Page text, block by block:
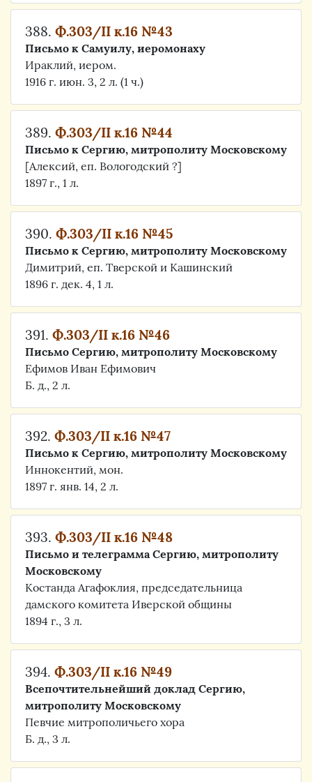
388. Ф.303/II к.16 №43
Письмо к Самуилу, иеромонаху
Ираклий, иером.
1916 г. июн. 3, 2 л. (1 ч.)
389. Ф.303/II к.16 №44
Письмо к Сергию, митрополиту Московскому
[Алексий, еп. Вологодский ?]
1897 г., 1 л.
390. Ф.303/II к.16 №45
Письмо к Сергию, митрополиту Московскому
Димитрий, еп. Тверской и Кашинский
1896 г. дек. 4, 1 л.
391. Ф.303/II к.16 №46
Письмо Сергию, митрополиту Московскому
Ефимов Иван Ефимович
Б. д., 2 л.
392. Ф.303/II к.16 №47
Письмо к Сергию, митрополиту Московскому
Иннокентий, мон.
1897 г. янв. 14, 2 л.
393. Ф.303/II к.16 №48
Письмо и телеграмма Сергию, митрополиту
Московскому
Костанда Агафоклия, председательница
дамского комитета Иверской общины
1894 г., 3 л.
394. Ф.303/II к.16 №49
Всепочтительнейший доклад Сергию,
митрополиту Московскому
Певчие митрополичьего хора
Б. д., 3 л.